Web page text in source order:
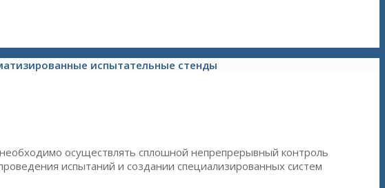
испытательные стенды
осуществлять сплошной непрепрерывный контроль
испытаний и создании специализированных систем